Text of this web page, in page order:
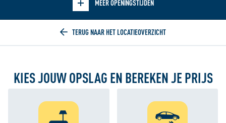
MEER OPENINGSTIJDEN
Home
KIES JOUW OPSLAG EN BEREKEN JE PRIJS